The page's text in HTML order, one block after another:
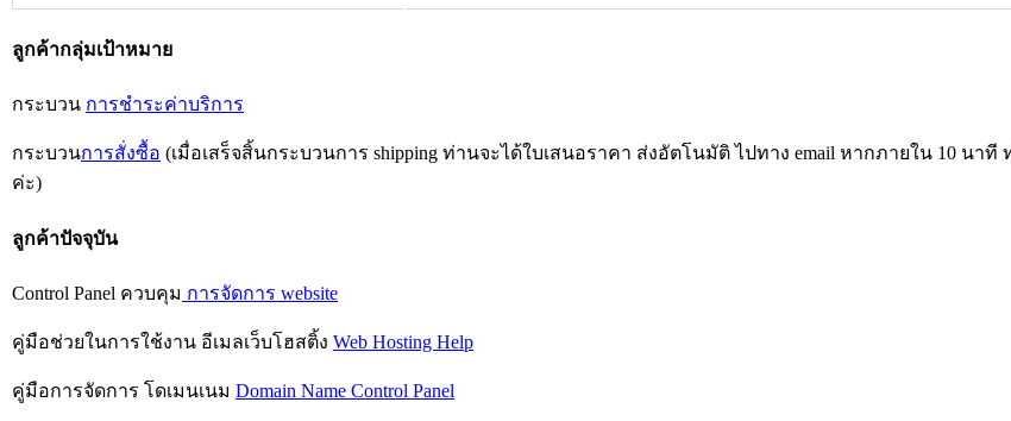
ลูกค้ากลุ่มเป้าหมาย
กระบวน การชำระค่าบริการ
กระบวนการสั่งซื้อ (เมื่อเสร็จสิ้นกระบวนการ shipping ท่านจะได้ใบเสนอราคา ส่งอัตโนมัติ ไปทาง email หากภายใน 10 นา
ค่ะ)
ลูกค้าปัจจุบัน
Control Panel ควบคุม การจัดการ website
คู่มือช่วยในการใช้งาน อีเมลเว็บโฮสติ้ง Web Hosting Help
คู่มือการจัดการ โดเมนเนม Domain Name Control Panel